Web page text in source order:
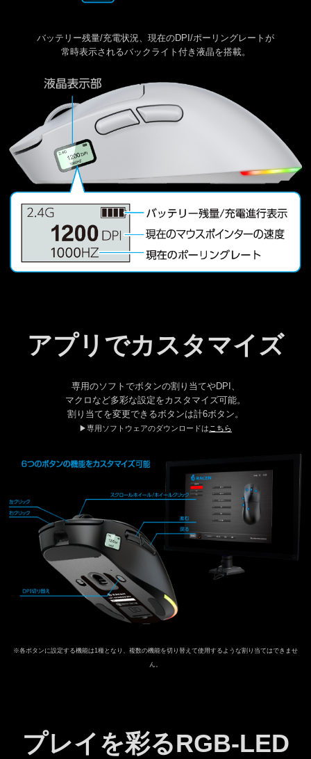
バッテリー残量/充電状況、現在のDPI/ポーリングレートが
常時表示されるバックライト付き液晶を搭載。
アプリでカスタマイズ
専用のソフトでボタンの割り当てやDPI、
マクロなど多彩な設定をカスタマイズ可能。
割り当てを変更できるボタンは計6ボタン。
▶専用ソフトウェアのダウンロードは こちら
※各ボタンに設定する機能は1種となり、複数の機能を切り替えて使用するような割り当てはできませ
ん。
プレイを彩るRGB-LED